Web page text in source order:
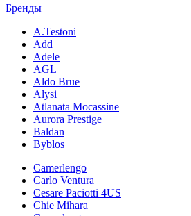
Бренды
A.Testoni
Add
Adele
AGL
Aldo Brue
Alysi
Atlanata Mocassine
Aurora Prestige
Baldan
Byblos
Camerlengo
Carlo Ventura
Cesare Paciotti 4US
Chie Mihara